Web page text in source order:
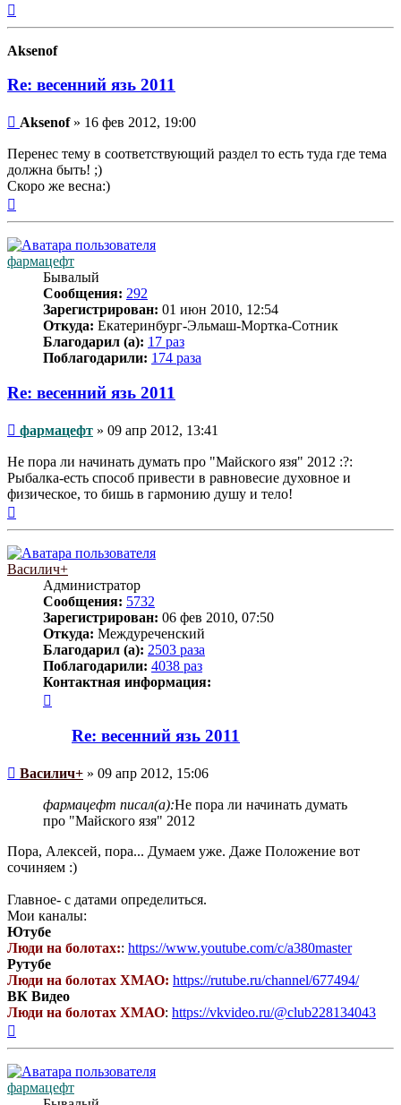
Aksenof
Re: весенний язь 2011
Сообщение
Aksenof» 16 фев 2012, 19:00
Перенес тему в соответствующий раздел то есть туда где тема
должна быть! ;)
Скоро же весна:)
фармацефт
Бывалый
Сообщения: 292
Зарегистрирован: 01 июн 2010, 12:54
Откуда: Екатеринбург-Эльмаш-Мортка-Сотник
Благодарил (а): 17 раз
Поблагодарили: 174 раза
Re: весенний язь 2011
Сообщение
фармацефт » 09 апр 2012, 13:41
Не пора ли начинать думать про "Майского язя" 2012 :?:
Рыбалка-есть способ привести в равновесие духовное и
физическое, то бишь в гармонию душу и тело!
Василич+
Администратор
Сообщения: 5732
Зарегистрирован: 06 фев 2010, 07:50
Откуда: Междуреченский
Благодарил (а): 2503 раза
Поблагодарили: 4038 раз
Контактная информация:
пользователя
Василич+
Re: весенний язь 2011
Сообщение
Василич+ » 09 апр 2012, 15:06
фармацефт писал(а):Не пора ли начинать думать
про "Майского язя" 2012
Пора, Алексей, пора... Думаем уже. Даже Положение вот
сочиняем :)
Главное- с датами определиться.
Мои каналы:
Ютубе
Люди на болотах:: https://www.youtube.com/c/a380master
Рутубе
Люди на болотах ХМАО: https://rutube.ru/channel/677494/
ВК Видео
Люди на болотах ХМАО: https://vkvideo.ru/@club228134043
фармацефт